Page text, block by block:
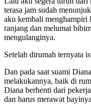
terasa jam sudah
aku kembali menghampiri
ranjang dan melumat
mengulanginya.
Setelah dirumah ternyata
Dan pada saat suami
melakukannya, baik di
Diana berhenti dari
dan harus merawat